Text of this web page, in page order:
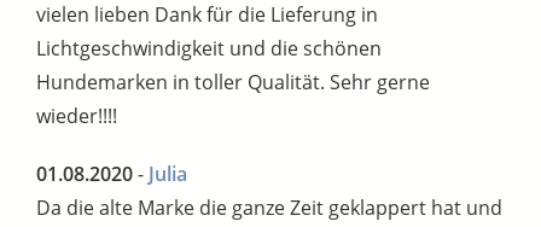
vielen lieben Dank für die Lieferung in
Lichtgeschwindigkeit und die schönen
Hundemarken in toller Qualität. Sehr gerne
wieder!!!!
01.08.2020- Julia
Da die alte Marke die ganze Zeit geklappert hat und